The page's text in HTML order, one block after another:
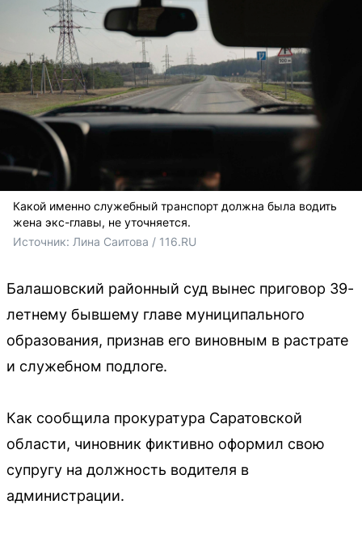
Какой именно служебный транспорт должна была водить
жена экс-главы, не уточняется.
Источник: Лина Саитова / 116.RU
Балашовский районный суд вынес приговор 39-
летнему бывшему главе муниципального
образования, признав его виновным в растрате
и служебном подлоге.
Как сообщила прокуратура Саратовской
области, чиновник фиктивно оформил свою
супругу на должность водителя в
администрации.